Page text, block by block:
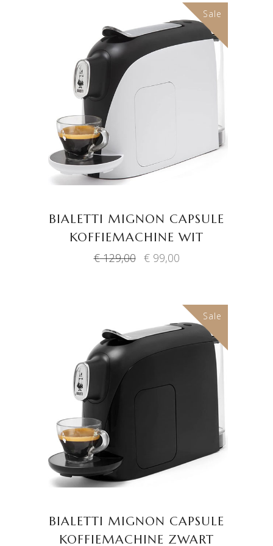
Sale
TOEVOEGEN AAN
WINKELWAGEN
BIALETTI MIGNON CAPSULE
KOFFIEMACHINE WIT
€129,00 Oorspronkelijke
€99,00Huidige
Sale
TOEVOEGEN AAN
WINKELWAGEN
BIALETTI MIGNON CAPSULE
KOFFIEMACHINE ZWART